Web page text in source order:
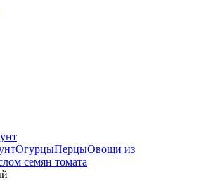
ОгурцыПерцыОвощи из
семян томата